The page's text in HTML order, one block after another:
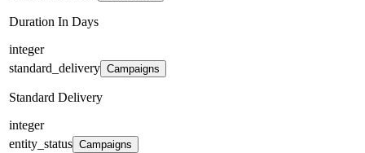
Duration In Days
integer
standard_delivery Campaigns
Standard Delivery
integer
entity_status Campaigns